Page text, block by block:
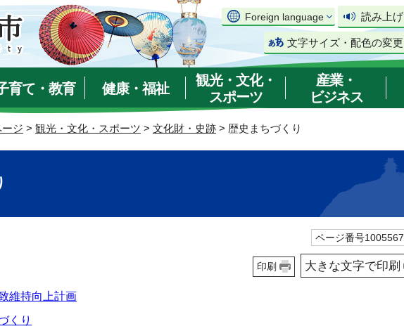
Foreign language 読み上げ
文字サイズ・配色の変更
育て・教育 健康・福祉
観光・文化・
スポーツ
産業・
ビジネス
ージ > 観光・文化・スポーツ > 文化財・史跡 > 歴史まちづくり
ページ番号1005567
印刷 大きな文字で印刷
維持向上計画
くり